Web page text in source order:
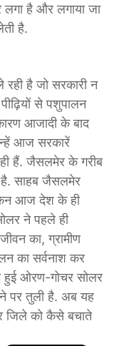
लगा है और लगाया जा
है.
है जो सरकारी न
से पशुपालन
आजादी के बाद
आज सरकारें
हैं. जैसलमेर के गरीब
है. साहब जैसलमेर
आज देश के ही
ने पहले ही
का, ग्रामीण
का सर्वनाश कर
हुई ओरण-गोचर सोलर
पर तुली है. अब यह
जिले को कैसे बचाते